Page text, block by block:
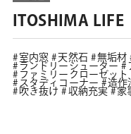
ITOSHIMA LIFE
室内窓 天然石 無垢材
ランドリーシューター
ファミリークローゼット
スタディコーナー
造作
吹き抜け
収納充実 家